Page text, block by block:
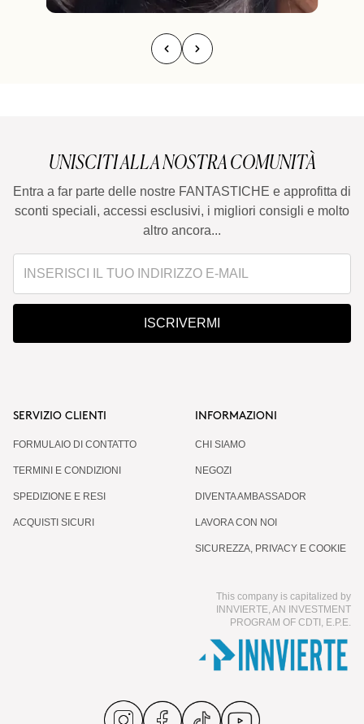
UNISCITI ALLA NOSTRA COMUNITÀ
Entra a far parte delle nostre FANTASTICHE e approfitta di
sconti speciali, accessi esclusivi, i migliori consigli e molto
altro ancora...
ISCRIVERMI
SERVIZIO CLIENTI
FORMULAIO DI CONTATTO
TERMINI E CONDIZIONI
SPEDIZIONE E RESI
ACQUISTI SICURI
INFORMAZIONI
CHI SIAMO
NEGOZI
DIVENTA AMBASSADOR
LAVORA CON NOI
SICUREZZA, PRIVACY E COOKIE
This company is capitalized by
INNVIERTE, AN INVESTMENT
PROGRAM OF CDTI, E.P.E.